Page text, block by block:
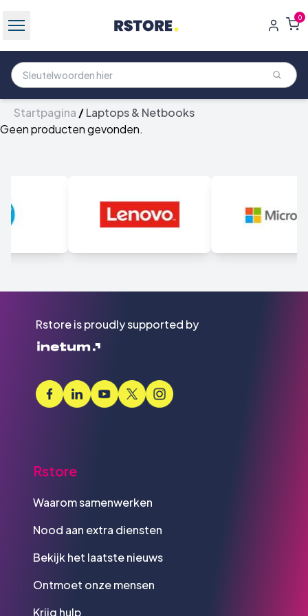
0
Startpagina /Laptops & Netbooks
Geen producten gevonden.
Rstore is proudly supported by
Rstore
Waarom samenwerken
Nood aan extra diensten
Bekijk het laatste nieuws
Ontmoet onze mensen
Krijg hulp